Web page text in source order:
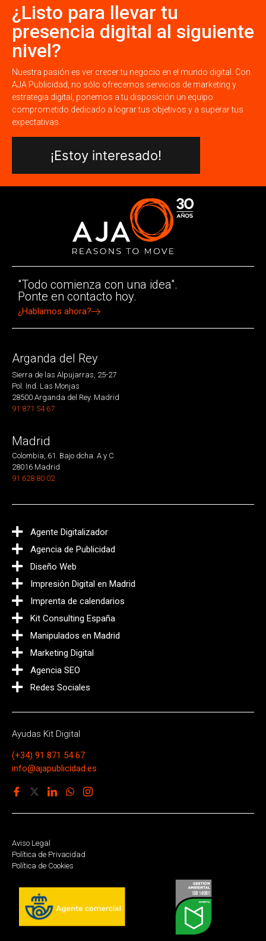
¿Listo para llevar tu
presencia digital al siguiente
nivel?
Nuestra pasión es ver crecer tu negocio en el mundo digital. Con
AJA Publicidad, no sólo ofrecemos servicios de marketing y
estrategia digital, ponemos a tu disposición un equipo
comprometido dedicado a lograr tus objetivos y a superar tus
expectativas.
¡Estoy interesado!
"Todo comienza con una idea".
Ponte en contacto hoy.
¿Hablamos ahora?
Arganda del Rey
Sierra de las Alpujarras, 25-27
Pol. Ind. Las Monjas
28500 Arganda del Rey. Madrid
91 871 54 67
Madrid
Colombia, 61. Bajo dcha. A y C
28016 Madrid
91 628 80 02
Agente Digitalizador
Agencia de Publicidad
Diseño Web
Impresión Digital en Madrid
Imprenta de calendarios
Kit Consulting España
Manipulados en Madrid
Marketing Digital
Agencia SEO
Redes Sociales
Ayudas Kit Digital
(+34) 91 871 54 67
info@ajapublicidad.es
Aviso Legal
Política de Privacidad
Política de Cookies